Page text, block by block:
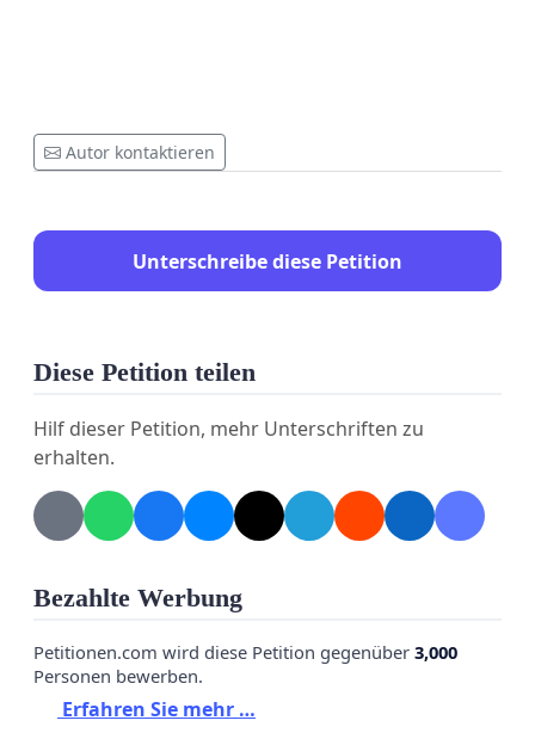
Autor kontaktieren
Unterschreibe diese Petition
Diese Petition teilen
Hilf dieser Petition, mehr Unterschriften zu
erhalten.
Bezahlte Werbung
Petitionen.com wird diese Petition gegenüber 3,000
Personen bewerben.
Erfahren Sie mehr …